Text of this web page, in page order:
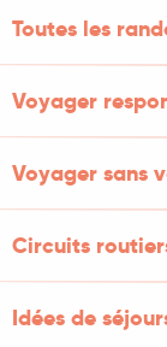
Toutes les
Voyager
Voyager sans
Circuits
Idées de